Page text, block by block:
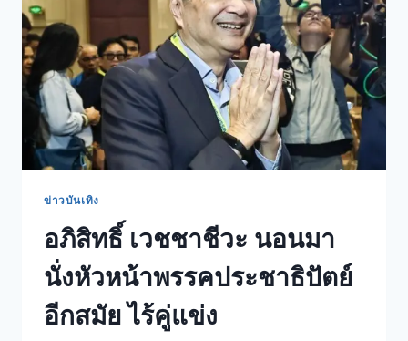
ข่าวบันเทิง
อภิสิทธิ์ เวชชาชีวะ นอนมา
นั่งหัวหน้าพรรคประชาธิปัตย์
อีกสมัย ไร้คู่แข่ง